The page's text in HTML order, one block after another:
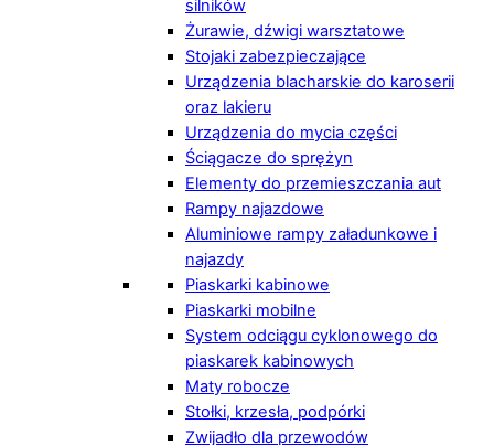
silników
Żurawie, dźwigi warsztatowe
Stojaki zabezpieczające
Urządzenia blacharskie do karoserii
oraz lakieru
Urządzenia do mycia części
Ściągacze do sprężyn
Elementy do przemieszczania aut
Rampy najazdowe
Aluminiowe rampy załadunkowe i
najazdy
Piaskarki kabinowe
Piaskarki mobilne
System odciągu cyklonowego do
piaskarek kabinowych
Maty robocze
Stołki, krzesła, podpórki
Zwijadło dla przewodów